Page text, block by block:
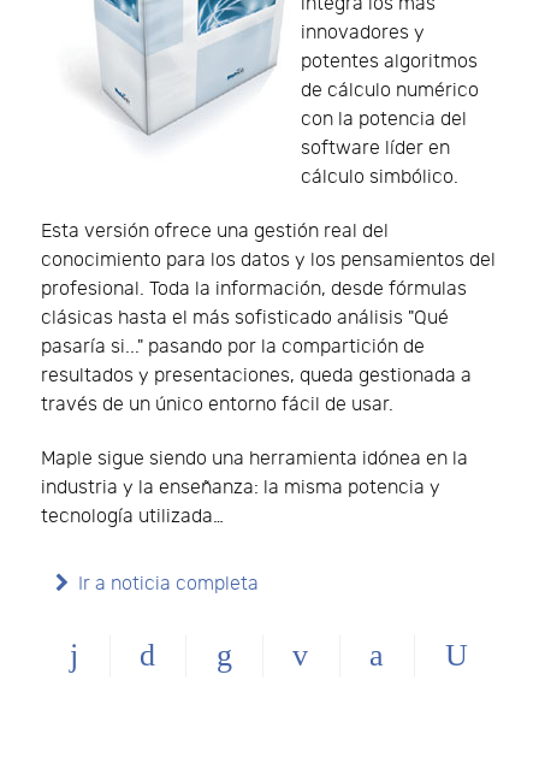
innovadores y
potentes algoritmos
de cálculo numérico
con la potencia del
software líder en
cálculo simbólico.
Esta versión ofrece una gestión real del
conocimiento para los datos y los pensamientos del
profesional. Toda la información, desde fórmulas
clásicas hasta el más sofisticado análisis "Qué
pasaría si..." pasando por la compartición de
resultados y presentaciones, queda gestionada a
través de un único entorno fácil de usar.
Maple sigue siendo una herramienta idónea en la
industria y la enseñanza: la misma potencia y
tecnología utilizada…
Ir a noticia completa